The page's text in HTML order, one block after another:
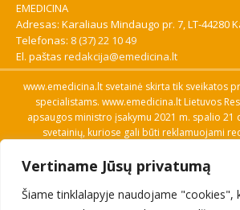
Vertiname Jūsų privatumą
Šiame tinklalapyje naudojame "cookies",
EMEDICINA
Adresas: Karaliaus Mindaugo pr. 7, LT-44280
Telefonas: 8 (37) 22 10 49
El. paštas redakcija@emedicina.lt
www.emedicina.lt svetainė skirta tik sveikatos
specialistams. www.emedicina.lt Lietuvos
apsaugos ministro įsakymu 2021 m. spalio 21
svetainių, kuriose gali būti reklamuojami
savo profesinę kvalifikaciją. Naudingos
pagalbos priemonių kainų paieška, VVKT
priežiūros ar farmacijos specialisto